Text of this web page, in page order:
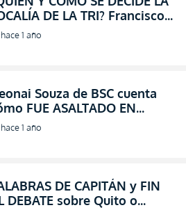
FUE ASALTADO EN
por no hacerle
a sus Amigos! (VIDEO)
hace 1 año
DEBATE sobre Quito o
como sede para
en Eliminatorias
hace 1 año
Piero Hincapié pasa
para la localía de